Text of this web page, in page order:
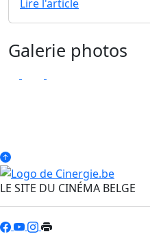
Lire l'article
Galerie photos
LE SITE DU CINÉMA BELGE